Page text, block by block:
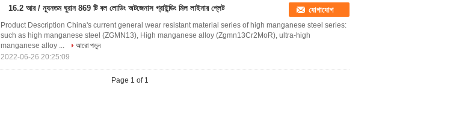
16.2 আর / ন্যূনতম ঘুরান 869 টি বল লোডিং অটজেনাস গ্রাইন্ডিং মিল লাইনার প্লেট যোগাযোগ
Product Description China's current general wear resistant material series of high manganese steel series:
such as high manganese steel (ZGMN13), High manganese alloy (Zgmn13Cr2MoR), ultra-high
manganese alloy ...
আরো পড়ুন
2022-06-26 20:25:09
Page 1 of 1